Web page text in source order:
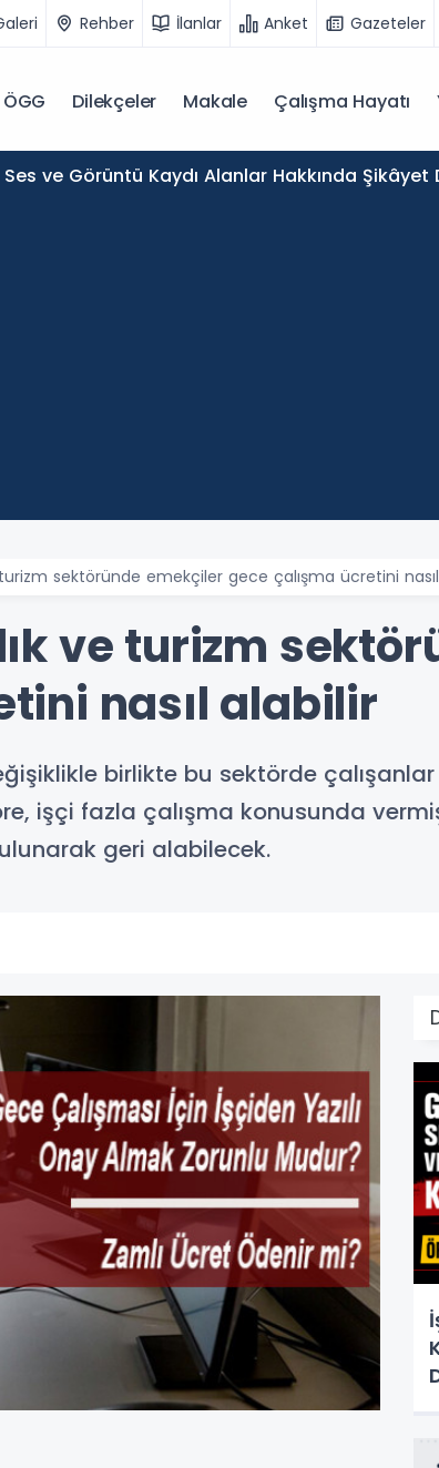
Rehber İlanlar Anket Gazeteler
ÖGG Dilekçeler Makale Çalışma Hayatı
ve Görüntü Kaydı Alanlar Hakkında Şikâyet
sektöründe emekçiler gece çalışma ücretini
ve turizm
nasıl alabilir
birlikte bu sektörde
işçi fazla çalışma konusunda
geri alabilecek.